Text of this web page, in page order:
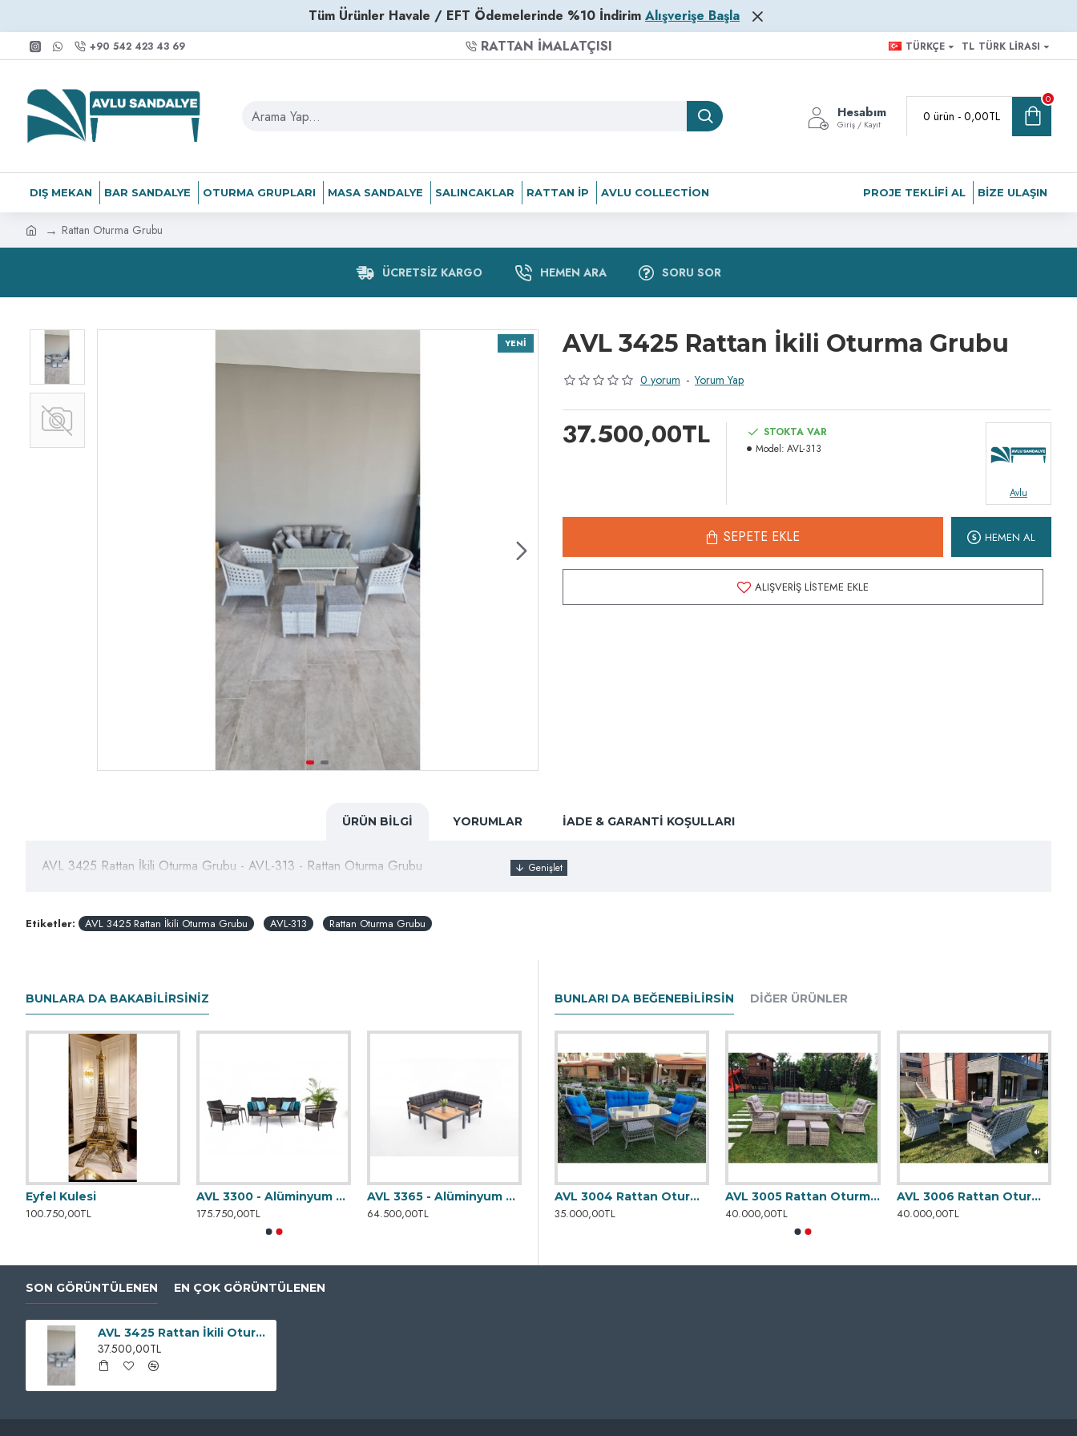
Tüm Ürünler Havale / EFT Ödemelerinde %10 İndirim Alışverişe Başla
+90 542 423 43 69 RATTAN İMALATÇISI TÜRKÇE TL TÜRK LIRASI
Hesabım
Giriş / Kayıt
0 ürün - 0,00TL
0
DIŞ MEKAN BAR SANDALYE OTURMA GRUPLARI MASA SANDALYE SALINCAKLAR RATTAN İP AVLU COLLECTION PROJE TEKLIFI AL BIZE ULAŞIN
Rattan Oturma Grubu
ÜCRETSIZ KARGO HEMEN ARA SORU SOR
YENI AVL 3425 Rattan İkili Oturma Grubu
0 yorum - Yorum Yap
37.500,00TL
STOKTA VAR
Model: AVL-313
Avlu
SEPETE EKLE HEMEN AL
ALIŞVERIŞ LISTEME EKLE
ÜRÜN BILGI YORUMLAR İADE & GARANTI KOŞULLARI
AVL 3425 Rattan İkili Oturma Grubu - AVL-313 - Rattan Oturma Grubu
Etiketler: AVL 3425 Rattan İkili Oturma Grubu AVL-313 Rattan Oturma Grubu
BUNLARA DA BAKABILIRSINIZ
Eyfel Kulesi
100.750,00TL
AVL 3300 - Alüminyum Oturma Grubu
175.750,00TL
AVL 3365 - Alüminyum Köşe Takımı
64.500,00TL
BUNLARI DA BEĞENEBILIRSIN DIĞER ÜRÜNLER
75.000,00TL
AVL 3002 Rattan Oturma Grubu
55.000,00TL 35.000,00TL
AVL 3004 Rattan Oturma Grubu
35.000,00TL
AVL 3005 Rattan Oturma Grubu
40.000,00TL
AVL 3006 Rattan Oturma Grubu
40.000,00TL
SON GÖRÜNTÜLENEN EN ÇOK GÖRÜNTÜLENEN
AVL 3425 Rattan İkili Oturma Grubu
37.500,00TL